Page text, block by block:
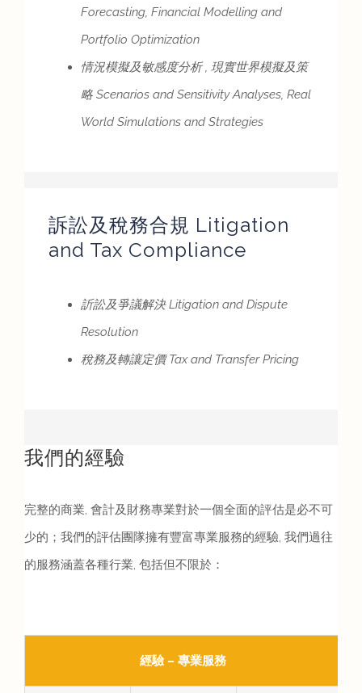
Forecasting, Financial Modelling and
Portfolio Optimization
情況模擬及敏感度分析 , 現實世界模擬及策
略 Scenarios and Sensitivity Analyses, Real
World Simulations and Strategies
訴訟及稅務合規 Litigation
and Tax Compliance
訢訟及爭議解決 Litigation and Dispute
Resolution
稅務及轉讓定價 Tax and Transfer Pricing
我們的經驗
完整的商業, 會計及財務專業對於一個全面的評估是必不可
少的；我們的評估團隊擁有豐富專業服務的經驗, 我們過往
的服務涵蓋各種行業, 包括但不限於：
經驗 – 專業服務